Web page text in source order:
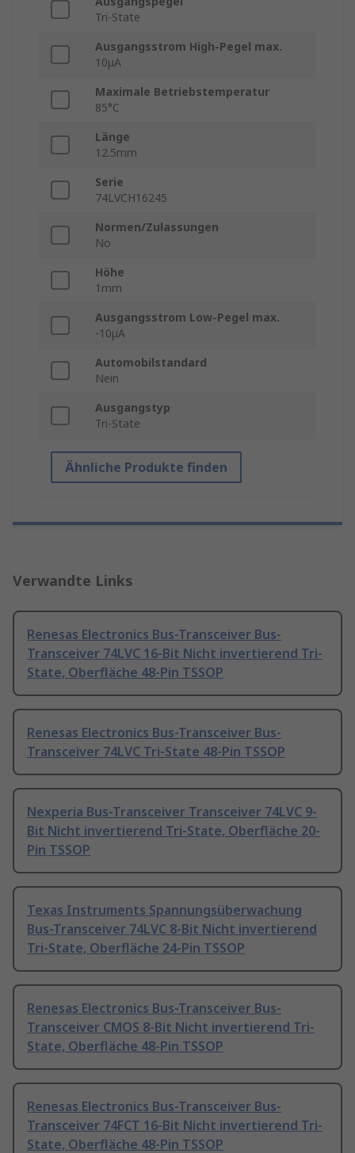
Tri-State
Ausgangsstrom High-Pegel max.
10μA
Maximale Betriebstemperatur
85°C
Länge
12.5mm
Serie
74LVCH16245
Normen/Zulassungen
No
Höhe
1mm
Ausgangsstrom Low-Pegel max.
-10μA
Automobilstandard
Nein
Ausgangstyp
Tri-State
Ähnliche Produkte finden
Verwandte Links
Renesas Electronics Bus-Transceiver Bus-
Transceiver 74LVC 16-Bit Nicht invertierend Tri-
State, Oberfläche 48-Pin TSSOP
Renesas Electronics Bus-Transceiver Bus-
Transceiver 74LVC Tri-State 48-Pin TSSOP
Nexperia Bus-Transceiver Transceiver 74LVC 9-
Bit Nicht invertierend Tri-State, Oberfläche 20-
Pin TSSOP
Texas Instruments Spannungsüberwachung
Bus-Transceiver 74LVC 8-Bit Nicht invertierend
Tri-State, Oberfläche 24-Pin TSSOP
Renesas Electronics Bus-Transceiver Bus-
Transceiver CMOS 8-Bit Nicht invertierend Tri-
State, Oberfläche 48-Pin TSSOP
Renesas Electronics Bus-Transceiver Bus-
Transceiver 74FCT 16-Bit Nicht invertierend Tri-
State, Oberfläche 48-Pin TSSOP